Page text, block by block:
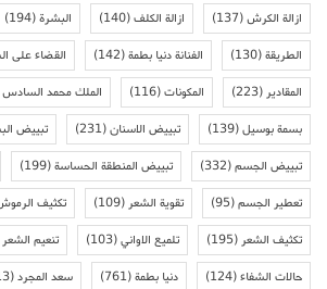
ازالة الكرش(137) ازالة الكلف(140) البشرة(194)
الطريقة(130) الفنانة دنيا بطمة(142) القضاء على
المقادير(223) المكونات(116) الملك محمد السادس
بسمة بوسيل(139) تبييض الاسنان(231) تبييض
تبييض الجسم(332) تبييض المنطقة الحساسة(199)
تعطير الجسم(95) تقوية الشعر(109) تكثيف
تكثيف الشعر(195) تلميع الاواني(103) تنعيم الشعر
حالات الشفاء(124) دنيا بطمة(761) سعد المجرد(113)